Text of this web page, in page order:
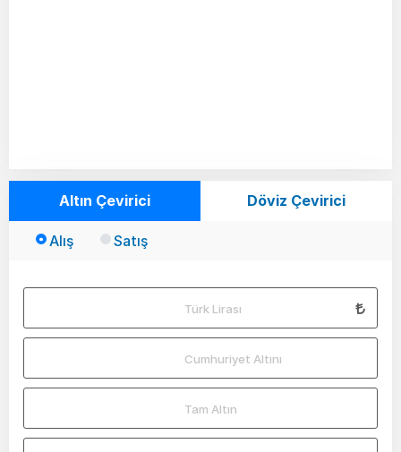
Altın Çevirici Döviz Çevirici
Alış Satış
Türk Lirası
Cumhuriyet Altını
Tam Altın